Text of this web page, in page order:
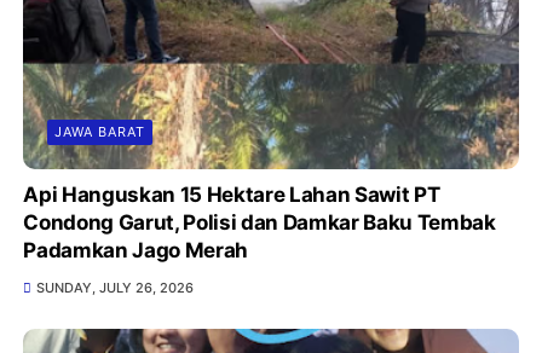
JAWA BARAT
Api Hanguskan 15 Hektare Lahan Sawit PT
Condong Garut, Polisi dan Damkar Baku Tembak
Padamkan Jago Merah
SUNDAY, JULY 26, 2026